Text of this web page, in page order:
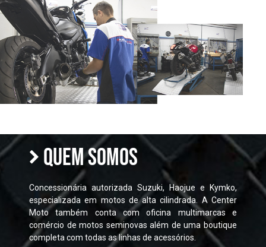
QUEM SOMOS
Concessionária autorizada Suzuki, Haojue e Kymko,
especializada em motos de alta cilindrada. A Center
Moto também conta com oficina multimarcas e
comércio de motos seminovas além de uma boutique
completa com todas as linhas de acessórios.